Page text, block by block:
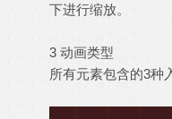
下进行缩放。
3 动画类型
所有元素包含的3种